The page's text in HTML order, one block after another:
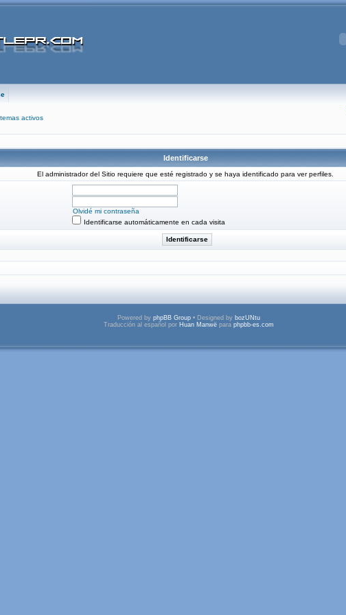
activos
Identificarse
El administrador del Sitio requiere que esté registrado y se haya identificado para ver perfiles.
Olvidé mi contraseña
Identificarse automáticamente en cada visita
Powered by phpBB Group • Designed by bozUNtu
Traducción al español por Huan Manwë para phpbb-es.com